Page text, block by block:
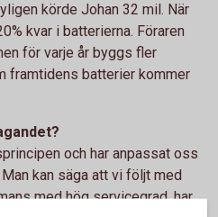
körde Johan 32 mil. När
kvar i batterierna. Föraren
för varje år byggs fler
framtidens batterier kommer
och har anpassat oss
kan säga att vi följt med
med hög servicegrad, har